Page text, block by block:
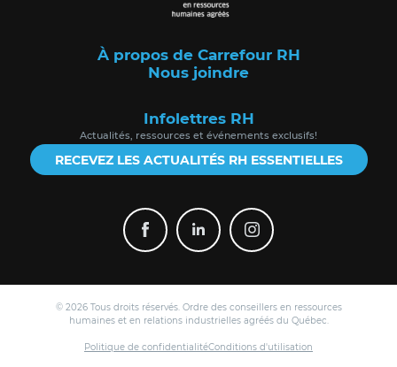
À propos de Carrefour RH
Nous joindre
Infolettres RH
Actualités, ressources et événements exclusifs!
RECEVEZ LES ACTUALITÉS RH ESSENTIELLES
© 2026 Tous droits réservés. Ordre des conseillers en ressources
humaines et en relations industrielles agréés du Québec.
Politique de confidentialitéConditions d'utilisation